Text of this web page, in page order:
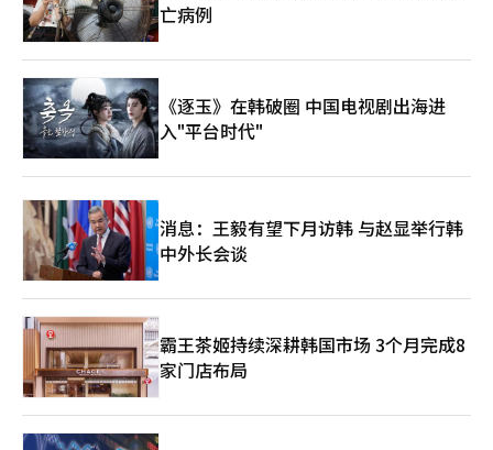
夫人才培养和社区贡献的CSR活动。自2017年起开展的‘桥梁儿
童’活动，今年迎来了第九届，参与者为来自北德克萨斯
PGA（NTPGA）和达拉斯地区青少年高尔夫学院选拔的16名青少
年高尔夫选手。他们将参与PGA巡回赛选手的一对一指导等辅导项
目，并共同体验Bibigo便当。至今，崔京周、林相杰、金时沅以
及汤米·弗利特伍德（英格兰）等人曾参与担任导师。此外，CJ集
团还将推出以地区为基础的新社会贡献项目‘NTPGA奖学金’，
计划向今年德克萨斯地区的5名高中毕业生各提供1万美元的奖学
金。 在比赛的17号洞，还将开展‘小鸟活动’，每个小鸟可积累
1000美元。通过该项目筹集的捐款将捐赠给达拉斯地区儿童青少
年及家庭心理健康支持机构Momentous Institute。2024年记录
了76个（7.6万美元），去年记录了104个（10.4万美元）的小鸟，
累计筹集了约18万美元的捐款。这是继承自自1968年开始主办比
赛的达拉斯推销员俱乐部的慈善理念的社会贡献活动。 CJ集团相
扩展体育所能带来的积极变化。”并表示：“未来将继续致力于多
样的社会贡献活动和未来人才培养，以实现选手、球迷和社区的共
同成长，发展成为可持续的全球体育舞台。”※ 本报道经人工智
能（AI）系统翻译与编辑。
点。星巴克的争议是内容验证失败，而CJ事件则是内部控制失败。
两者都不是外部攻击，而是源于组织内部系统的漏洞，结构上有相
似之处。 李在贤与郑容镇，品牌风险的试金石 另一个值得关注的
方面是两位集团总裁的应对方式。郑容镇会长侧重于立即的人事措
施和公开回应，而李在贤会长领导的CJ则保持相对谨慎的应对基
调，进行调查和请求调查。尽管风格不同，但两家集团都意识到事
件与品牌信任直接相关。 然而，在品牌风险管理中，重要的并不
如果仅仅停留在追责层面，类似的危机很可能会重演。 如今，非
财务风险正在左右企业价值。过去，销售额、市场份额和生产力是
企业竞争力的核心，而现在，个人信息保护、伦理意识、历史敏感
性和组织文化等因素决定了品牌价值。实际上，全球投资者也将
容镇会长都面临着重要的考验。危机之后，如何改变组织和设定标
准将极大影响未来集团的信任。单靠一次性道歉和人事措施是不够
的。只有在内部控制和组织敏感性上进行实质性加强，危机才能成
为体质改善的契机。 品牌不是通过广告创造的，而是通过如何处
理危机而形成的。这些事件向韩国企业社会传达了明确的信息：品
牌风险不再是附带问题，而是管理的核心议题。※ 本报道经人工
智能（AI）系统翻译与编辑。
次事件再次提醒我们，个人信息保护不仅仅是管理问题，更是企业
信任的基础。数据是企业的资产，同时也是与个人生活息息相关的
敏感信息。如果不能妥善管理，损失将直接转嫁给个人。 最终，
此次事件并非CJ集团独有的问题，而是所有企业面临的结构性风
险。只要不将安全视为生存问题而非成本，类似事件随时可能再次
发生。如果轻视这次警告，所付出的代价将更加沉重。※ 本报道
经人工智能（AI）系统翻译与编辑。
亡病例
《逐玉》在韩破圈 中国电视剧出海进
入"平台时代"
消息：王毅有望下月访韩 与赵显举行韩
中外长会谈
霸王茶姬持续深耕韩国市场 3个月完成8
家门店布局